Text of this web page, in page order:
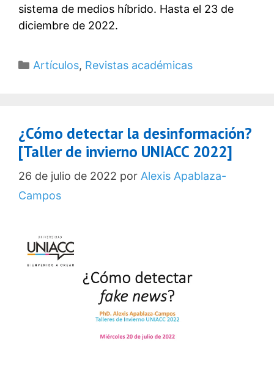
sistema de medios híbrido. Hasta el 23 de
diciembre de 2022.
Categorías
Artículos, Revistas académicas
¿Cómo detectar la desinformación?
[Taller de invierno UNIACC 2022]
26 de julio de 2022 por Alexis Apablaza-
Campos